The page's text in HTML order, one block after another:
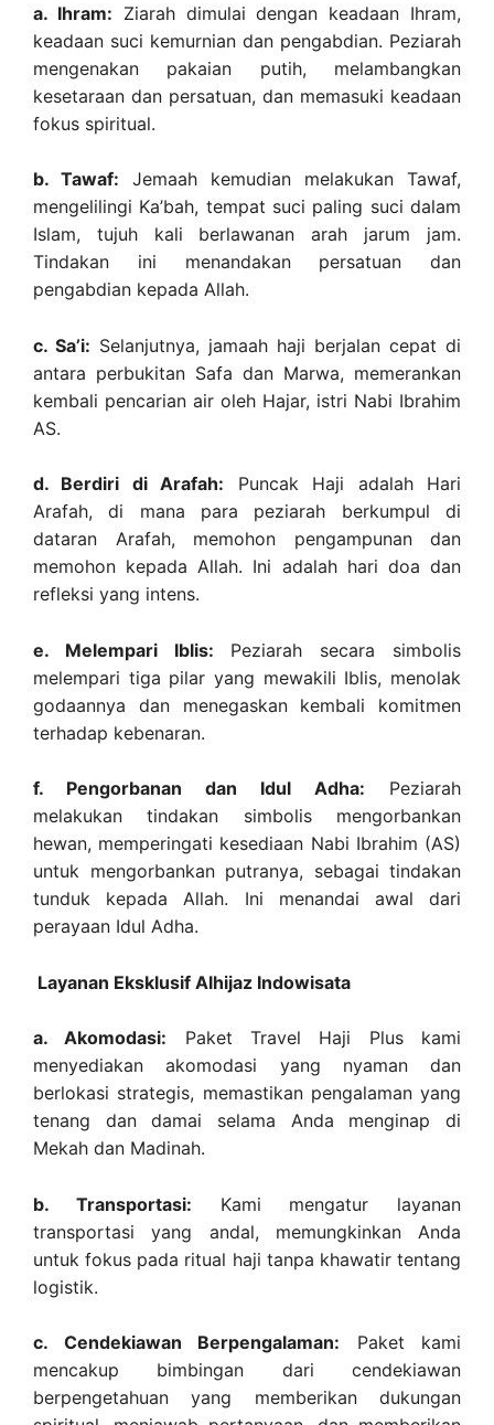
a. Ihram: Ziarah dimulai dengan keadaan Ihram,
keadaan suci kemurnian dan pengabdian. Peziarah
mengenakan pakaian putih, melambangkan
kesetaraan dan persatuan, dan memasuki keadaan
fokus spiritual.
b. Tawaf: Jemaah kemudian melakukan Tawaf,
mengelilingi Ka’bah, tempat suci paling suci dalam
Islam, tujuh kali berlawanan arah jarum jam.
Tindakan ini menandakan persatuan dan
pengabdian kepada Allah.
c. Sa’i: Selanjutnya, jamaah haji berjalan cepat di
antara perbukitan Safa dan Marwa, memerankan
kembali pencarian air oleh Hajar, istri Nabi Ibrahim
AS.
d. Berdiri di Arafah: Puncak Haji adalah Hari
Arafah, di mana para peziarah berkumpul di
dataran Arafah, memohon pengampunan dan
memohon kepada Allah. Ini adalah hari doa dan
refleksi yang intens.
e. Melempari Iblis: Peziarah secara simbolis
melempari tiga pilar yang mewakili Iblis, menolak
godaannya dan menegaskan kembali komitmen
terhadap kebenaran.
f. Pengorbanan dan Idul Adha: Peziarah
melakukan tindakan simbolis mengorbankan
hewan, memperingati kesediaan Nabi Ibrahim (AS)
untuk mengorbankan putranya, sebagai tindakan
tunduk kepada Allah. Ini menandai awal dari
perayaan Idul Adha.
Layanan Eksklusif Alhijaz Indowisata
a. Akomodasi: Paket Travel Haji Plus kami
menyediakan akomodasi yang nyaman dan
berlokasi strategis, memastikan pengalaman yang
tenang dan damai selama Anda menginap di
Mekah dan Madinah.
b. Transportasi: Kami mengatur layanan
transportasi yang andal, memungkinkan Anda
untuk fokus pada ritual haji tanpa khawatir tentang
logistik.
c. Cendekiawan Berpengalaman: Paket kami
mencakup bimbingan dari cendekiawan
berpengetahuan yang memberikan dukungan